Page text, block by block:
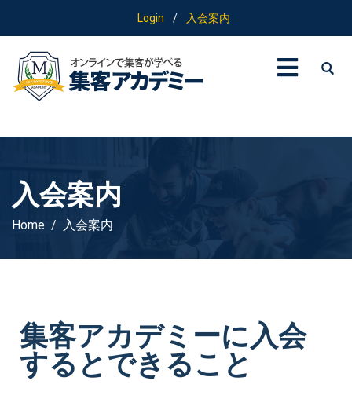
Login / 入会案内
入会案内
Home 入会案内
集客アカデミーに入会
するとできること